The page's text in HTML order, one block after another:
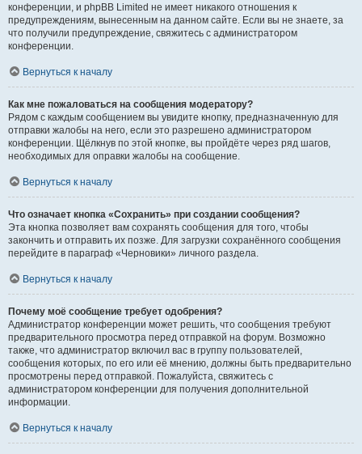
конференции, и phpBB Limited не имеет никакого отношения к
предупреждениям, вынесенным на данном сайте. Если вы не знаете, за
что получили предупреждение, свяжитесь с администратором
конференции.
Вернуться к началу
Как мне пожаловаться на сообщения модератору?
Рядом с каждым сообщением вы увидите кнопку, предназначенную для
отправки жалобы на него, если это разрешено администратором
конференции. Щёлкнув по этой кнопке, вы пройдёте через ряд шагов,
необходимых для оправки жалобы на сообщение.
Вернуться к началу
Что означает кнопка «Сохранить» при создании сообщения?
Эта кнопка позволяет вам сохранять сообщения для того, чтобы
закончить и отправить их позже. Для загрузки сохранённого сообщения
перейдите в параграф «Черновики» личного раздела.
Вернуться к началу
Почему моё сообщение требует одобрения?
Администратор конференции может решить, что сообщения требуют
предварительного просмотра перед отправкой на форум. Возможно
также, что администратор включил вас в группу пользователей,
сообщения которых, по его или её мнению, должны быть предварительно
просмотрены перед отправкой. Пожалуйста, свяжитесь с
администратором конференции для получения дополнительной
информации.
Вернуться к началу